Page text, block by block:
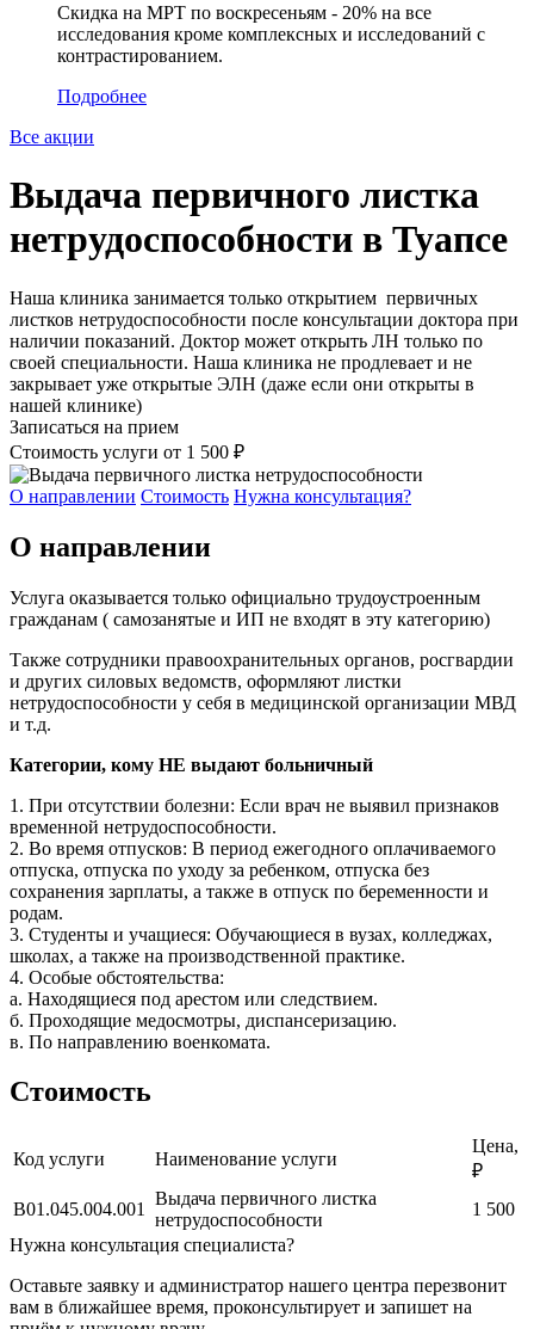
Скидка на МРТ по воскресеньям - 20% на все
исследования кроме комплексных и исследований с
контрастированием.
Подробнее
Все акции
Выдача первичного листка
нетрудоспособности в Туапсе
Наша клиника занимается только открытием первичных
листков нетрудоспособности после консультации доктора при
наличии показаний. Доктор может открыть ЛН только по
своей специальности. Наша клиника не продлевает и не
закрывает уже открытые ЭЛН (даже если они открыты в
нашей клинике)
Записаться на прием
Стоимость услуги от 1 500 ₽
О направлении Стоимость Нужна консультация?
О направлении
Услуга оказывается только официально трудоустроенным
гражданам ( самозанятые и ИП не входят в эту категорию)
Также сотрудники правоохранительных органов, росгвардии
и других силовых ведомств, оформляют листки
нетрудоспособности у себя в медицинской организации МВД
и т.д.
Категории, кому НЕ выдают больничный
1. При отсутствии болезни: Если врач не выявил признаков
временной нетрудоспособности.
2. Во время отпусков: В период ежегодного оплачиваемого
отпуска, отпуска по уходу за ребенком, отпуска без
сохранения зарплаты, а также в отпуск по беременности и
родам.
3. Студенты и учащиеся: Обучающиеся в вузах, колледжах,
школах, а также на производственной практике.
4. Особые обстоятельства:
а. Находящиеся под арестом или следствием.
б. Проходящие медосмотры, диспансеризацию.
в. По направлению военкомата.
Стоимость
Код услуги Наименование услуги
Цена,
₽
В01.045.004.001
Выдача первичного листка
нетрудоспособности
1 500
Нужна консультация специалиста?
Оставьте заявку и администратор нашего центра перезвонит
вам в ближайшее время, проконсультирует и запишет на